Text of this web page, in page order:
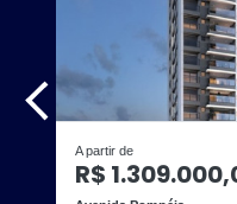
A partir de
R$